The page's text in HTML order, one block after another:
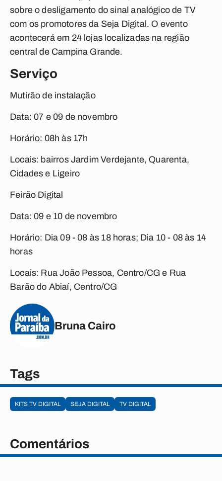
sobre o desligamento do sinal analógico de TV
com os promotores da Seja Digital. O evento
acontecerá em 24 lojas localizadas na região
central de Campina Grande.
Serviço
Mutirão de instalação
Data: 07 e 09 de novembro
Horário: 08h às 17h
Locais: bairros Jardim Verdejante, Quarenta,
Cidades e Ligeiro
Feirão Digital
Data: 09 e 10 de novembro
Horário: Dia 09 - 08 às 18 horas; Dia 10 - 08 às 14
horas
Locais: Rua João Pessoa, Centro/CG e Rua
Barão do Abiaí, Centro/CG
Bruna Cairo
Tags
KITS TV DIGITAL SEJA DIGITAL TV DIGITAL
Comentários